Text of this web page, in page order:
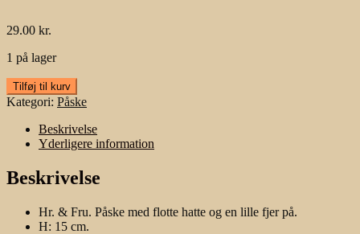
29.00 kr.
1 på lager
Hr.
&
Påske.
antal
Tilføj til kurv
Kategori: Påske
Beskrivelse
Yderligere information
Beskrivelse
Hr. & Fru. Påske med flotte hatte og en lille fjer på.
H: 15 cm.